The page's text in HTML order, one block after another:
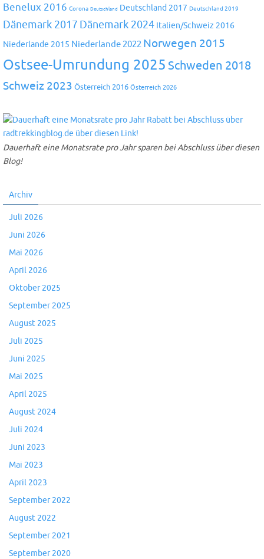
Benelux 2016 Corona Deutschland Deutschland 2017 Deutschland 2019
Dänemark 2017 Dänemark 2024 Italien/Schweiz 2016
Niederlande 2015 Niederlande 2022 Norwegen 2015
Ostsee-Umrundung 2025 Schweden 2018
Schweiz 2023 Österreich 2016 Österreich 2026
Dauerhaft eine Monatsrate pro Jahr sparen bei Abschluss über diesen
Blog!
Archiv
Juli 2026
Juni 2026
Mai 2026
April 2026
Oktober 2025
September 2025
August 2025
Juli 2025
Juni 2025
Mai 2025
April 2025
August 2024
Juli 2024
Juni 2023
Mai 2023
April 2023
September 2022
August 2022
September 2021
September 2020